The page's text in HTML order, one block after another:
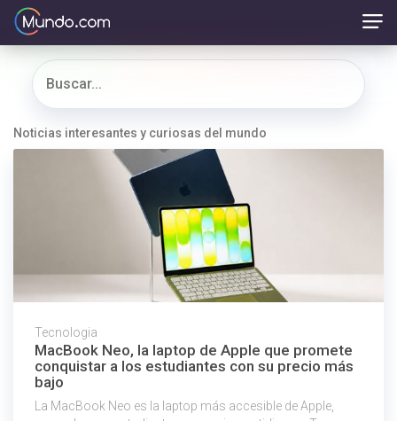
Noticias interesantes y curiosas del mundo
Tecnologia
MacBook Neo, la laptop de Apple que promete
conquistar a los estudiantes con su precio más
bajo
La MacBook Neo es la laptop más accesible de Apple,